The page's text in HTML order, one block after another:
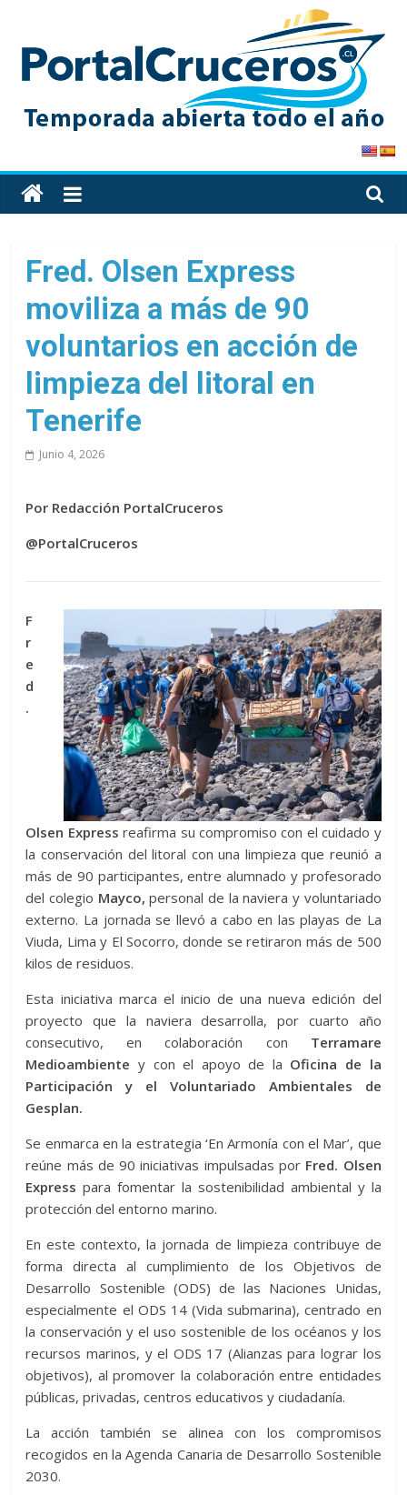
content
PortalCruceros
Toda
la
de
cruceros
en
un
solo
sitio
Fred. Olsen Express
moviliza a más de 90
voluntarios en acción de
limpieza del litoral en
Tenerife
Junio 4, 2026
Por Redacción PortalCruceros
@PortalCruceros
F
r
e
d
.
Olsen Express reafirma su compromiso con el cuidado y
la conservación del litoral con una limpieza que reunió a
más de 90 participantes, entre alumnado y profesorado
del colegio Mayco, personal de la naviera y voluntariado
externo. La jornada se llevó a cabo en las playas de La
Viuda, Lima y El Socorro, donde se retiraron más de 500
kilos de residuos.
Esta iniciativa marca el inicio de una nueva edición del
proyecto que la naviera desarrolla, por cuarto año
consecutivo, en colaboración con Terramare
Medioambiente y con el apoyo de la Oficina de la
Participación y el Voluntariado Ambientales de
Gesplan.
Se enmarca en la estrategia ‘En Armonía con el Mar’, que
reúne más de 90 iniciativas impulsadas por Fred. Olsen
Express para fomentar la sostenibilidad ambiental y la
protección del entorno marino.
En este contexto, la jornada de limpieza contribuye de
forma directa al cumplimiento de los Objetivos de
Desarrollo Sostenible (ODS) de las Naciones Unidas,
especialmente el ODS 14 (Vida submarina), centrado en
la conservación y el uso sostenible de los océanos y los
recursos marinos, y el ODS 17 (Alianzas para lograr los
objetivos), al promover la colaboración entre entidades
públicas, privadas, centros educativos y ciudadanía.
La acción también se alinea con los compromisos
recogidos en la Agenda Canaria de Desarrollo Sostenible
2030.